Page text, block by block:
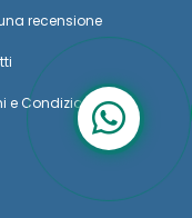
recensione
e Condizioni